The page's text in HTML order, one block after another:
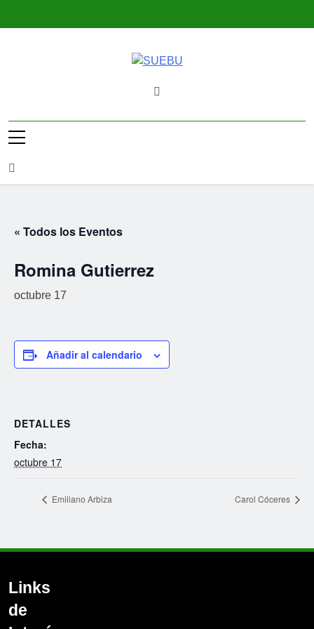
SUEBU
« Todos los Eventos
Romina Gutierrez
octubre 17
Añadir al calendario
DETALLES
Fecha:
octubre 17
Emiliano Arbiza Carol Cóceres
Links
de